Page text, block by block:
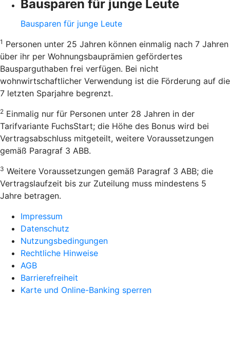
Bausparen für junge Leute
Bausparen für junge Leute
1 Personen unter 25 Jahren können einmalig nach 7 Jahren
über ihr per Wohnungsbauprämien gefördertes
Bausparguthaben frei verfügen. Bei nicht
wohnwirtschaftlicher Verwendung ist die Förderung auf die
7 letzten Sparjahre begrenzt.
2 Einmalig nur für Personen unter 28 Jahren in der
Tarifvariante FuchsStart; die Höhe des Bonus wird bei
Vertragsabschluss mitgeteilt, weitere Voraussetzungen
gemäß Paragraf 3 ABB.
3 Weitere Voraussetzungen gemäß Paragraf 3 ABB; die
Vertragslaufzeit bis zur Zuteilung muss mindestens 5
Jahre betragen.
Impressum
Datenschutz
Nutzungsbedingungen
Rechtliche Hinweise
AGB
Barrierefreiheit
Karte und Online-Banking sperren